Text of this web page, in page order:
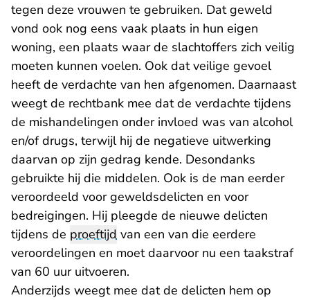
tegen deze vrouwen te gebruiken. Dat geweld
vond ook nog eens vaak plaats in hun eigen
woning, een plaats waar de slachtoffers zich veilig
moeten kunnen voelen. Ook dat veilige gevoel
heeft de verdachte van hen afgenomen. Daarnaast
weegt de rechtbank mee dat de verdachte tijdens
de mishandelingen onder invloed was van alcohol
en/of drugs, terwijl hij de negatieve uitwerking
daarvan op zijn gedrag kende. Desondanks
gebruikte hij die middelen. Ook is de man eerder
veroordeeld voor geweldsdelicten en voor
bedreigingen. Hij pleegde de nieuwe delicten
tijdens de proeftijd van een van die eerdere
veroordelingen en moet daarvoor nu een taakstraf
van 60 uur uitvoeren.
Anderzijds weegt mee dat de delicten hem op